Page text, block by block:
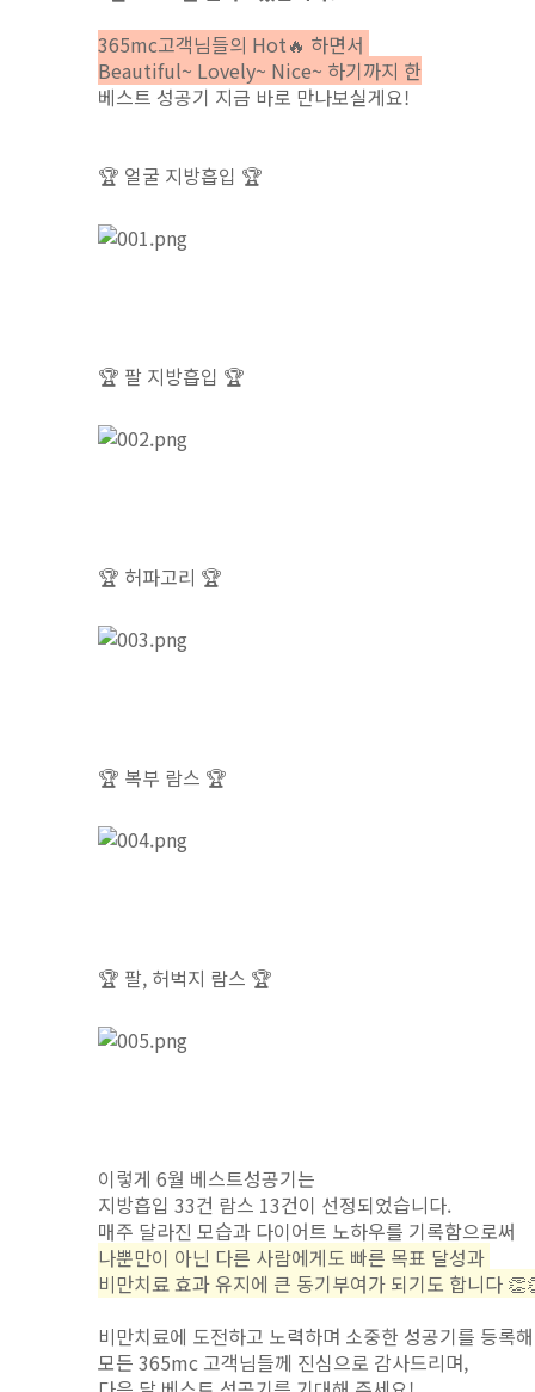
365mc고객님들의 Hot🔥 하면서
Beautiful~ Lovely~ Nice~ 하기까지 한
베스트 성공기 지금 바로 만나보실게요!
🏆 얼굴 지방흡입 🏆
🏆 팔 지방흡입 🏆
🏆 허파고리 🏆
🏆 복부 람스 🏆
🏆 팔, 허벅지 람스 🏆
이렇게 6월 베스트성공기는
지방흡입 33건 람스 13건이 선정되었습니다.
매주 달라진 모습과 다이어트 노하우를 기록함으로써
나뿐만이 아닌 다른 사람에게도 빠른 목표 달성과
비만치료 효과 유지에 큰 동기부여가 되기도 합니다
비만치료에 도전하고 노력하며 소중한 성공기를 등록
모든 365mc 고객님들께 진심으로 감사드리며,